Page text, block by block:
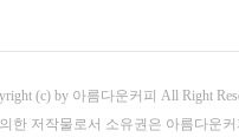
(c) by 아름다운커피 All Right
한 저작물로서 소유권은 아름다운